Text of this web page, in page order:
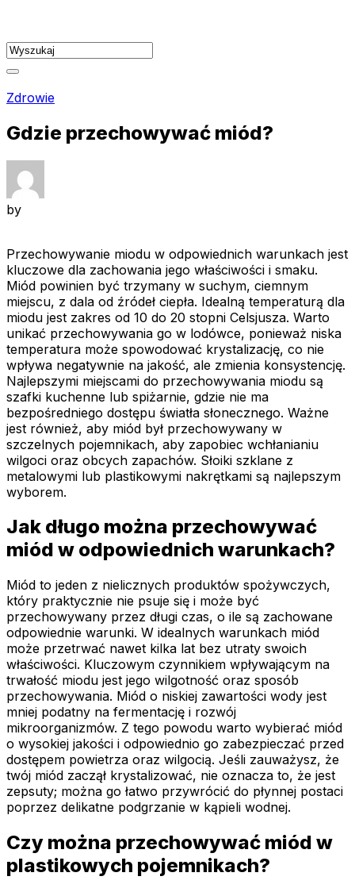
content
Zdrowie
Gdzie przechowywać miód?
by
Przechowywanie miodu w odpowiednich warunkach jest
kluczowe dla zachowania jego właściwości i smaku.
Miód powinien być trzymany w suchym, ciemnym
miejscu, z dala od źródeł ciepła. Idealną temperaturą dla
miodu jest zakres od 10 do 20 stopni Celsjusza. Warto
unikać przechowywania go w lodówce, ponieważ niska
temperatura może spowodować krystalizację, co nie
wpływa negatywnie na jakość, ale zmienia konsystencję.
Najlepszymi miejscami do przechowywania miodu są
szafki kuchenne lub spiżarnie, gdzie nie ma
bezpośredniego dostępu światła słonecznego. Ważne
jest również, aby miód był przechowywany w
szczelnych pojemnikach, aby zapobiec wchłanianiu
wilgoci oraz obcych zapachów. Słoiki szklane z
metalowymi lub plastikowymi nakrętkami są najlepszym
wyborem.
Jak długo można przechowywać
miód w odpowiednich warunkach?
Miód to jeden z nielicznych produktów spożywczych,
który praktycznie nie psuje się i może być
przechowywany przez długi czas, o ile są zachowane
odpowiednie warunki. W idealnych warunkach miód
może przetrwać nawet kilka lat bez utraty swoich
właściwości. Kluczowym czynnikiem wpływającym na
trwałość miodu jest jego wilgotność oraz sposób
przechowywania. Miód o niskiej zawartości wody jest
mniej podatny na fermentację i rozwój
mikroorganizmów. Z tego powodu warto wybierać miód
o wysokiej jakości i odpowiednio go zabezpieczać przed
dostępem powietrza oraz wilgocią. Jeśli zauważysz, że
twój miód zaczął krystalizować, nie oznacza to, że jest
zepsuty; można go łatwo przywrócić do płynnej postaci
poprzez delikatne podgrzanie w kąpieli wodnej.
Czy można przechowywać miód w
plastikowych pojemnikach?